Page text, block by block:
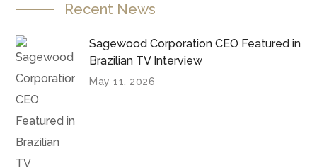
Recent News
Sagewood Corporation CEO Featured in
Brazilian TV Interview
May 11, 2026